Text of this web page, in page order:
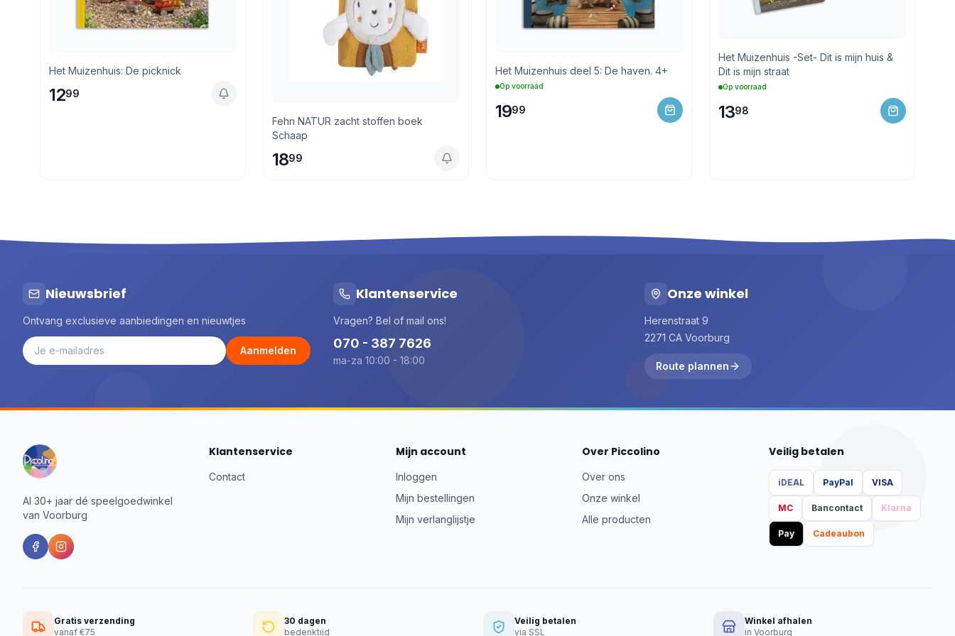
Het Muizenhuis: De picknick
1299
Fehn NATUR zacht stoffen boek
Schaap
1899
Het Muizenhuis deel 5: De haven. 4+
Op voorraad
1999
Het Muizenhuis -Set- Dit is mijn huis &
Dit is mijn straat
Op voorraad
1398
Nieuwsbrief
Ontvang exclusieve aanbiedingen en nieuwtjes
Aanmelden
Klantenservice
Vragen? Bel of mail ons!
070 - 387 7626
ma-za 10:00 - 18:00
Onze winkel
Herenstraat 9
2271 CA Voorburg
Route plannen
Al 30+ jaar dé speelgoedwinkel
van Voorburg
Klantenservice
Contact
Mijn account
Inloggen
Mijn bestellingen
Mijn verlanglijstje
Over Piccolino
Over ons
Onze winkel
Alle producten
Veilig betalen
iDEAL PayPal VISA
MC Bancontact Klarna
Pay Cadeaubon
Gratis verzending
vanaf €75
30 dagen
bedenktijd
Veilig betalen
via SSL
Winkel afhalen
in Voorburg